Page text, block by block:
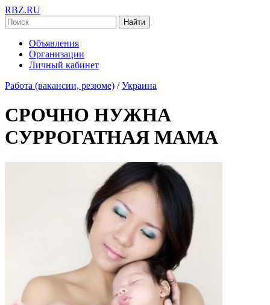
RBZ.RU
Найти
Объявления
Организации
Личный кабинет
Работа (вакансии, резюме) / Украина
СРОЧНО НУЖНА
СУРРОГАТНАЯ МАМА